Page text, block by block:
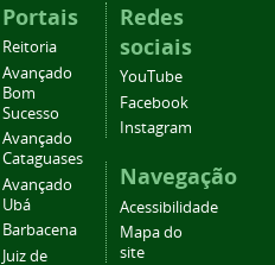
Portais
Reitoria
Avançado
Bom
Sucesso
Avançado
Cataguases
Avançado
Ubá
Barbacena
Juiz de
Redes
sociais
YouTube
Facebook
Instagram
Navegação
Acessibilidade
Mapa do
site